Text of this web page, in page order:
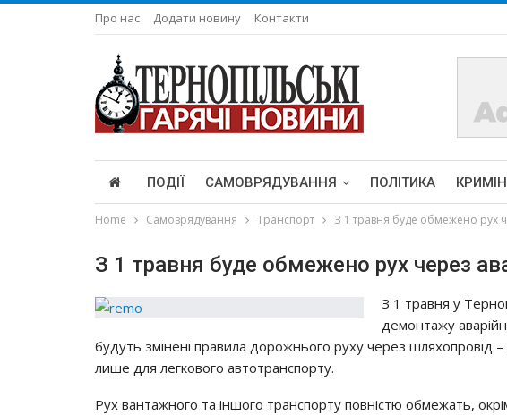
Про нас Додати новину Контакти
ПОДІЇ САМОВРЯДУВАННЯ ПОЛІТИКА
Home Самоврядування Транспорт З 1 травня буде обмежено рух
З 1 травня буде обмежено рух через
З 1 травня у
демонтажу
будуть змінені правила дорожнього руху через шляхопровід
лише для легкового автотранспорту.
Рух вантажного та іншого транспорту повністю обмежать,